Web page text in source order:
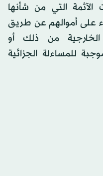
التي من شأنها
على أموالهم عن طريق
الخارجية من ذلك أو
للمساءلة الجزائية